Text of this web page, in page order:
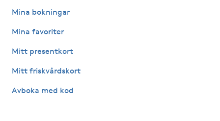
Kostrådgivning
Mina bokningar
Mina favoriter
Mitt presentkort
Mitt friskvårdskort
Avboka med kod